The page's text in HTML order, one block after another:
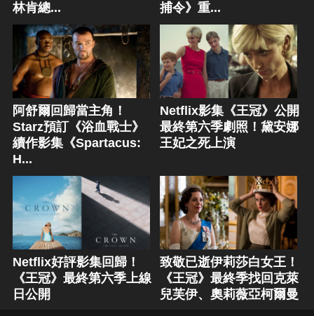
林肯總...
捕令》重...
阿舒爾回歸當主角！
Starz預訂《浴血戰士》
續作影集《Spartacus:
H...
Netflix影集《王冠》公開
最終第六季劇照！黛安娜
王妃之死上演
Netflix好評影集回歸！
《王冠》最終第六季上線
日公開
致敬已逝伊莉莎白女王！
《王冠》最終季找回克萊
兒芙伊、奧莉薇亞柯爾曼